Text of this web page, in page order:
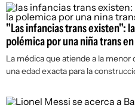
"Las infancias trans existen":
polémica por una niña trans
La médica que atiende a la
una edad exacta para la